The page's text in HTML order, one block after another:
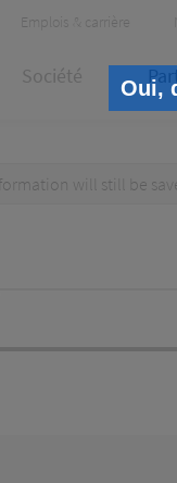
Oui,
Emplois & carrière
Société
will still be